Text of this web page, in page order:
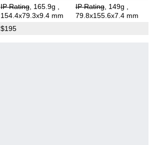
IP Rating, 165.9g
154.4x79.3x9.4 mm
IP Rating, 149g
79.8x155.6x7.4 mm
$195